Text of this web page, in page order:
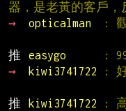
器，是老黃的客戶，
→
opticalman
:
推
easygo :
→
kiwi3741722
:
推
kiwi3741722
: